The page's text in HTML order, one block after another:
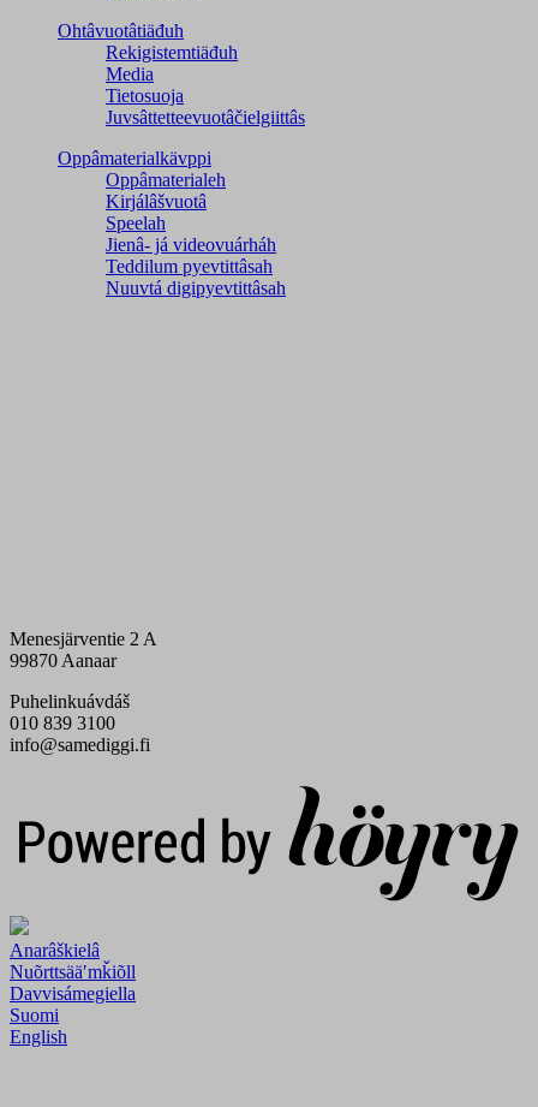
Ohtâvuotâtiäđuh
Rekigistemtiäđuh
Media
Tietosuoja
Juvsâttetteevuotâčielgiittâs
Oppâmaterialkävppi
Oppâmaterialeh
Kirjálâšvuotâ
Speelah
Jienâ- já videovuárháh
Teddilum pyevtittâsah
Nuuvtá digipyevtittâsah
Menesjärventie 2 A
99870 Aanaar
Puhelinkuávdáš
010 839 3100
info@samediggi.fi
Anarâškielâ
Nuõrttsääʹmǩiõll
Davvisámegiella
Suomi
English